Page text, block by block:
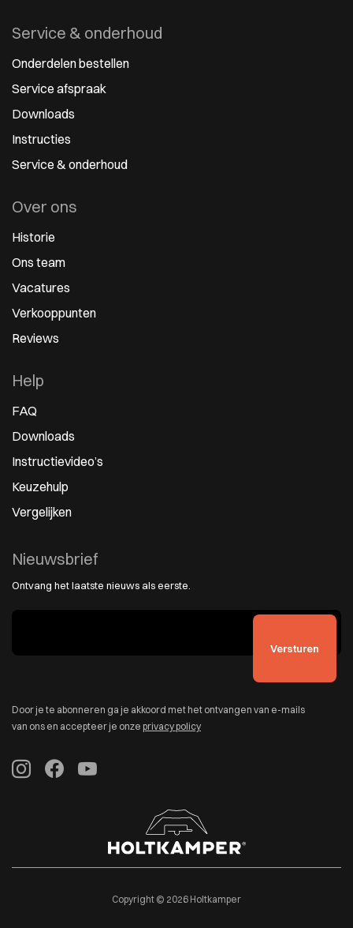
Service & onderhoud
Onderdelen bestellen
Service afspraak
Downloads
Instructies
Service & onderhoud
Over ons
Historie
Ons team
Vacatures
Verkooppunten
Reviews
Help
FAQ
Downloads
Instructievideo’s
Keuzehulp
Vergelijken
Nieuwsbrief
Ontvang het laatste nieuws als eerste.
Door je te abonneren ga je akkoord met het ontvangen van e-mails
van ons en accepteer je onze privacy policy
Copyright © 2026 Holtkamper